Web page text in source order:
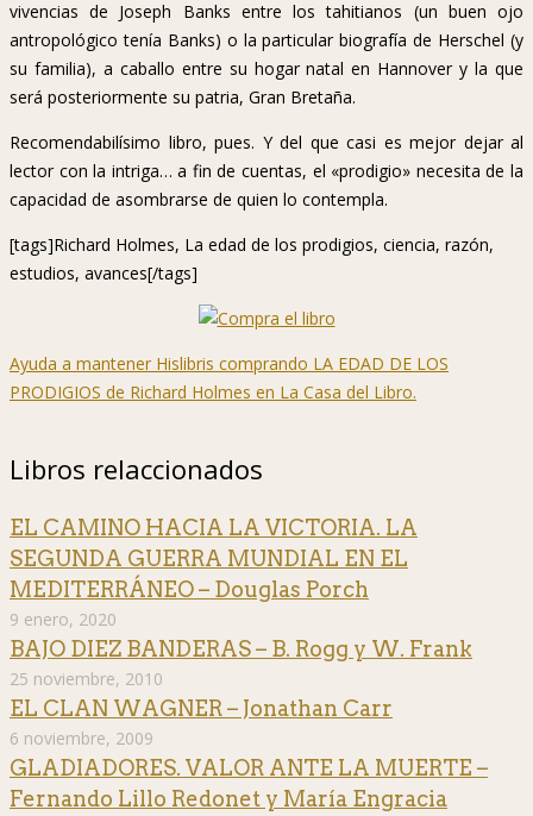
vivencias de Joseph Banks entre los tahitianos (un buen ojo
antropológico tenía Banks) o la particular biografía de Herschel (y
su familia), a caballo entre su hogar natal en Hannover y la que
será posteriormente su patria, Gran Bretaña.
Recomendabilísimo libro, pues. Y del que casi es mejor dejar al
lector con la intriga… a fin de cuentas, el «prodigio» necesita de la
capacidad de asombrarse de quien lo contempla.
[tags]Richard Holmes, La edad de los prodigios, ciencia, razón,
estudios, avances[/tags]
Ayuda a mantener Hislibris comprando LA EDAD DE LOS
PRODIGIOS de Richard Holmes en La Casa del Libro.
class=»alignleft»
alt=»»
width=»100″
height=»150″
/>
Libros relaccionados
EL CAMINO HACIA LA VICTORIA. LA
SEGUNDA GUERRA MUNDIAL EN EL
MEDITERRÁNEO – Douglas Porch
9 enero, 2020
BAJO DIEZ BANDERAS – B. Rogg y W. Frank
25 noviembre, 2010
EL CLAN WAGNER – Jonathan Carr
6 noviembre, 2009
GLADIADORES. VALOR ANTE LA MUERTE –
Fernando Lillo Redonet y María Engracia